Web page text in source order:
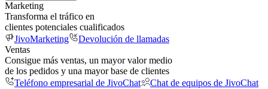
Marketing
Transforma el tráfico en
clientes potenciales cualificados
JivoMarketing
Devolución de llamadas
Ventas
Consigue más ventas, un mayor valor medio
de los pedidos y una mayor base de clientes
Teléfono empresarial de JivoChat
Chat de equipos de JivoChat